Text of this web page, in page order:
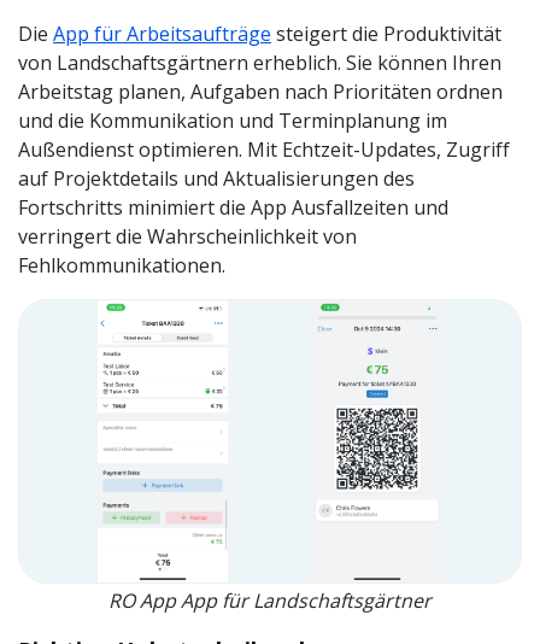
Die App für Arbeitsaufträge steigert die Produktivität
von Landschaftsgärtnern erheblich. Sie können Ihren
Arbeitstag planen, Aufgaben nach Prioritäten ordnen
und die Kommunikation und Terminplanung im
Außendienst optimieren. Mit Echtzeit-Updates, Zugriff
auf Projektdetails und Aktualisierungen des
Fortschritts minimiert die App Ausfallzeiten und
verringert die Wahrscheinlichkeit von
Fehlkommunikationen.
RO App App für Landschaftsgärtner